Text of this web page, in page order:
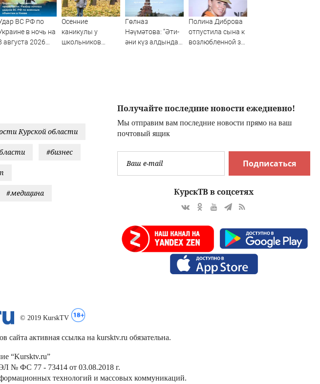
ВС РФ по
в ночь на
августа 2026
Осенние
каникулы у
школьников
Гөлназ
Нәүмәтова: “Әти-
әни күз алдында
Полина Диброва
отпустила сына к
возлюбленной за
Получайте последние новости ежедневно!
Мы отправим вам последние новости прямо на ваш
почтовый ящик
Подписаться
КурскТВ в соцсетях
Курской области
#бизнес
#медицина
© 2019 KurskTV
активная ссылка на kursktv.ru обязательна.
“Kursktv.ru”
№ ФС 77 - 73414 от 03.08.2018 г.
технологий и массовых коммуникаций.